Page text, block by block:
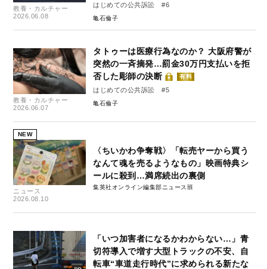
教養・カルチャー
2026.06.08
はじめての公共訴訟 #6
亀石倫子
教養・カルチャー
2026.06.07
タトゥーは医療行為なのか？ 大阪府警が
突然の一斉摘発…罰金30万円支払いを拒
否した彫師の決断
有料
はじめての公共訴訟 #5
亀石倫子
NEW
ニュース
2026.08.10
〈ちいかわ争奪戦〉「転売ヤーから買う
なんて魂を売るようなもの」映画特典シ
ールに殺到…満席続出の裏側
集英社オンライン編集部ニュース班
「いつ加害者になるかわからない…」青
切符導入で増す大型トラックの不安、自
転車“車道走行時代”に求められる新たな